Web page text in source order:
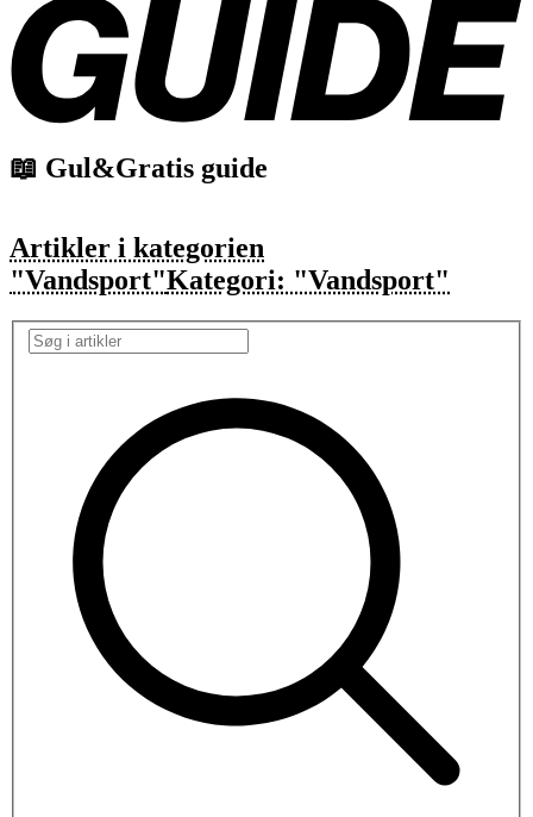
📖 Gul&Gratis guide
Artikler i kategorien
"Vandsport"Kategori: "Vandsport"